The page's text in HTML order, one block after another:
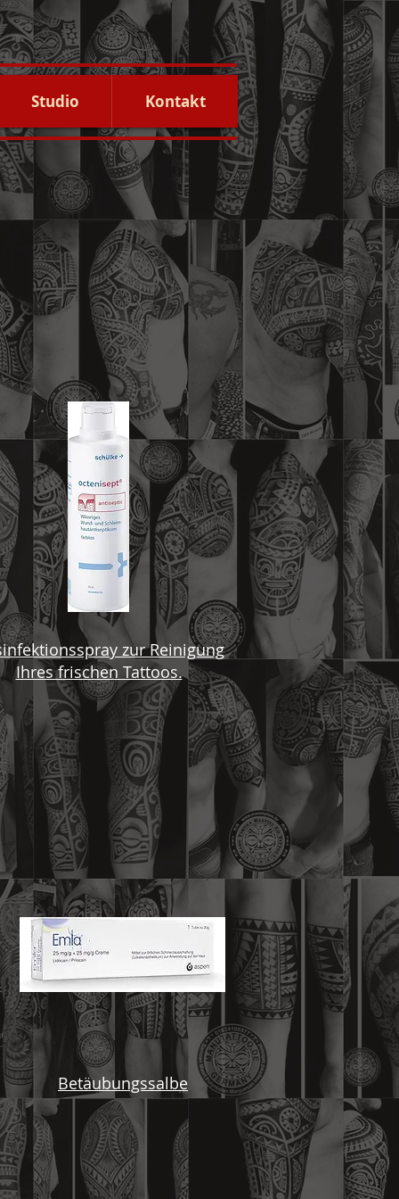
Studio Kontakt
zur Reinigung
Ihres frischen Tattoos.
Betäubungssalbe